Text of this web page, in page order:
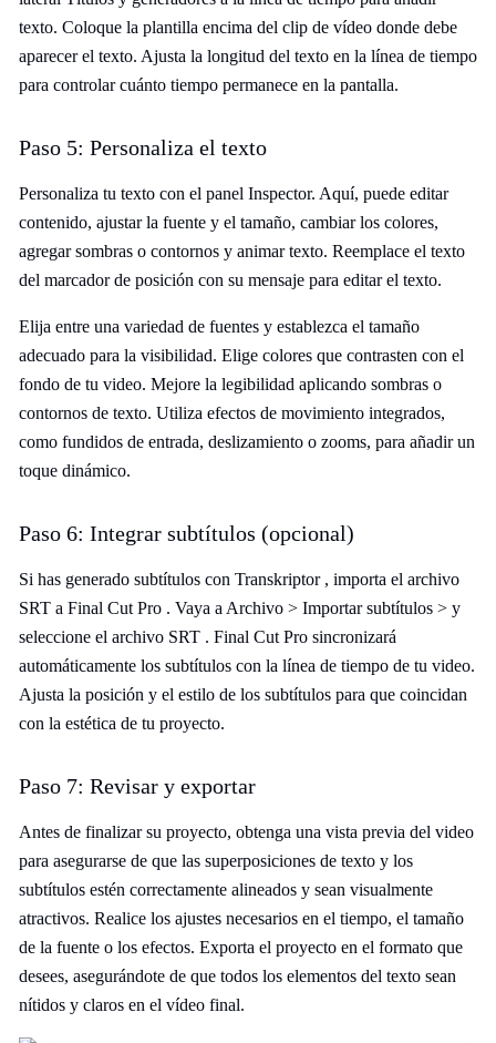
texto. Coloque la plantilla encima del clip de vídeo donde debe
aparecer el texto. Ajusta la longitud del texto en la línea de tiempo
para controlar cuánto tiempo permanece en la pantalla.
Paso 5: Personaliza el texto
Personaliza tu texto con el panel Inspector. Aquí, puede editar
contenido, ajustar la fuente y el tamaño, cambiar los colores,
agregar sombras o contornos y animar texto. Reemplace el texto
del marcador de posición con su mensaje para editar el texto.
Elija entre una variedad de fuentes y establezca el tamaño
adecuado para la visibilidad. Elige colores que contrasten con el
fondo de tu video. Mejore la legibilidad aplicando sombras o
contornos de texto. Utiliza efectos de movimiento integrados,
como fundidos de entrada, deslizamiento o zooms, para añadir un
toque dinámico.
Paso 6: Integrar subtítulos (opcional)
Si has generado subtítulos con Transkriptor , importa el archivo
SRT a Final Cut Pro . Vaya a Archivo > Importar subtítulos > y
seleccione el archivo SRT . Final Cut Pro sincronizará
automáticamente los subtítulos con la línea de tiempo de tu video.
Ajusta la posición y el estilo de los subtítulos para que coincidan
con la estética de tu proyecto.
Paso 7: Revisar y exportar
Antes de finalizar su proyecto, obtenga una vista previa del video
para asegurarse de que las superposiciones de texto y los
subtítulos estén correctamente alineados y sean visualmente
atractivos. Realice los ajustes necesarios en el tiempo, el tamaño
de la fuente o los efectos. Exporta el proyecto en el formato que
desees, asegurándote de que todos los elementos del texto sean
nítidos y claros en el vídeo final.